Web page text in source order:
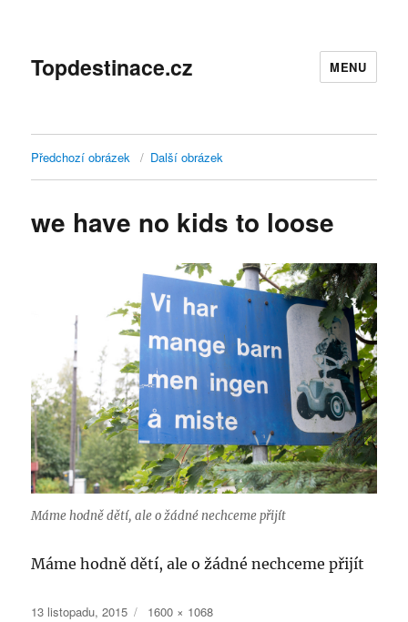
Topdestinace.cz MENU
Předchozí obrázek Další obrázek
we have no kids to loose
Máme hodně dětí, ale o žádné nechceme přijít
Máme hodně dětí, ale o žádné nechceme přijít
Publikováno:
13 listopadu, 2015
Původní
1600 × 1068